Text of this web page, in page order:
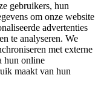
gebruikers, hun
om onze website
advertenties
te analyseren. We
met externe
hun online
maakt van hun